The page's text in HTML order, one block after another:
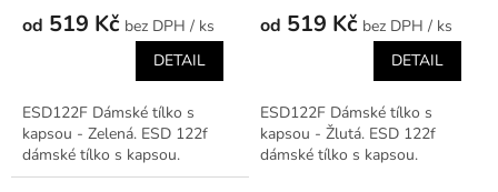
od 519 Kč
/ ks
DETAIL
ESD122F Dámské tílko s
kapsou - Zelená. ESD 122f
dámské tílko s kapsou.
od 519 Kč
/ ks
DETAIL
ESD122F Dámské tílko s
kapsou - Žlutá. ESD 122f
dámské tílko s kapsou.